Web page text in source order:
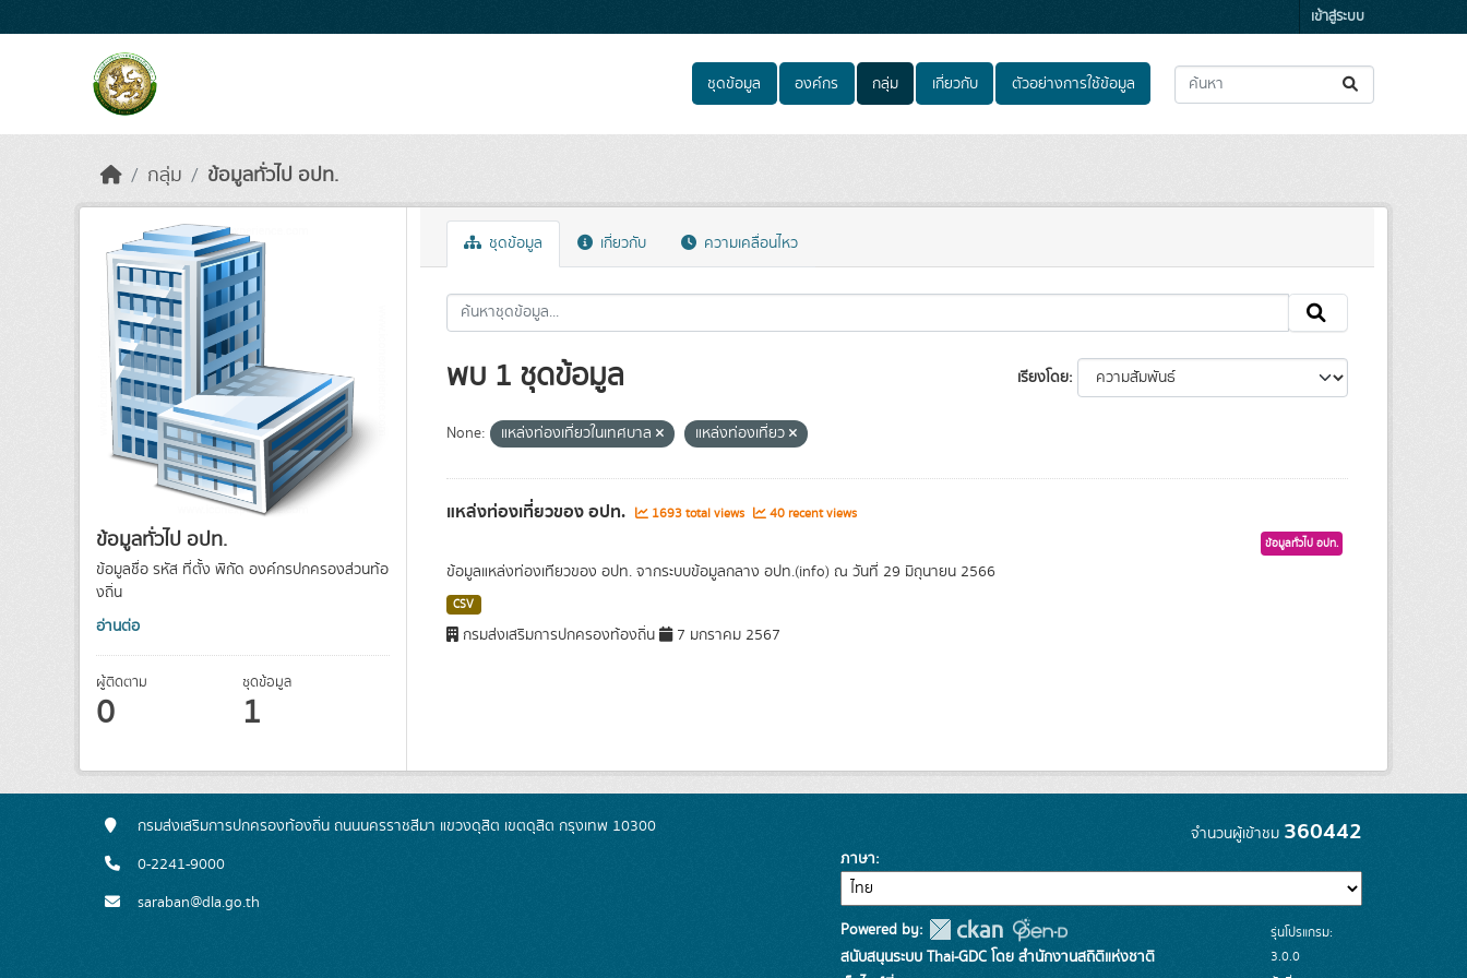
เข้าสู่ระบบ
ชุดข้อมูล องค์กร กลุ่ม เกี่ยวกับ ตัวอย่างการใช้ข้อมูล
กลุ่ม ข้อมูลทั่วไป อปท.
ข้อมูลทั่วไป อปท.
ข้อมูลชื่อ รหัส ที่ตั้ง พิกัด องค์กรปกครองส่วนท้อ
งถิ่น
อ่านต่อ
ผู้ติดตาม
0
ชุดข้อมูล
1
ชุดข้อมูล เกี่ยวกับ ความเคลื่อนไหว
เรียงโดย
พบ 1 ชุดข้อมูล
None: แหล่งท่องเที่ยวในเทศบาล แหล่งท่องเที่ยว
แหล่งท่องเที่ยวของ อปท. 1693 total views 40 recent views
ข้อมูลทั่วไป อปท.
ข้อมูลแหล่งท่องเทียวของ อปท. จากระบบข้อมูลกลาง อปท.(info) ณ วันที่ 29 มิถุนายน 2566
CSV
กรมส่งเสริมการปกครองท้องถิ่น 7 มกราคม 2567
กรมส่งเสริมการปกครองท้องถิ่น ถนนนครราชสีมา แขวงดุสิต เขตดุสิต กรุงเทพ 10300
0-2241-9000
saraban@dla.go.th
จำนวนผู้เข้าชม 360442
ภาษา
Powered by:
สนับสนุนระบบ Thai-GDC โดย สำนักงานสถิติแห่งชาติ
รุ่นโปรแกรม:
3.0.0